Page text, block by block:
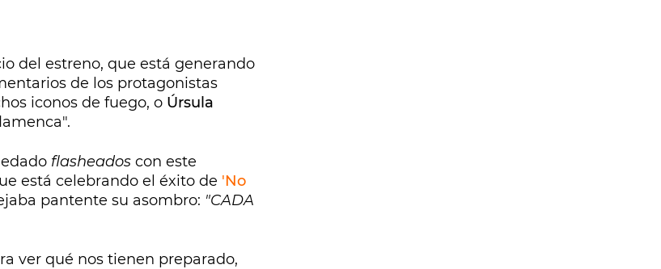
del estreno, que está generando
de los protagonistas
iconos de fuego, o Úrsula
flasheados con este
está celebrando el éxito de 'No
pantente su asombro: "CADA
ver qué nos tienen preparado,